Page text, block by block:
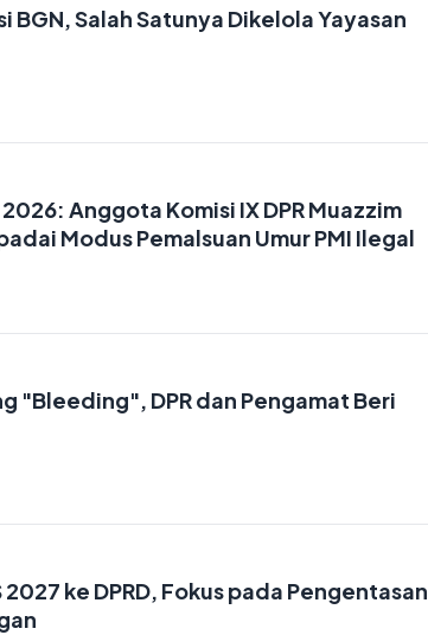
BGN, Salah Satunya Dikelola Yayasan
Anggota Komisi IX DPR Muazzim
Modus Pemalsuan Umur PMI Ilegal
"Bleeding", DPR dan Pengamat Beri
ke DPRD, Fokus pada Pengentasan